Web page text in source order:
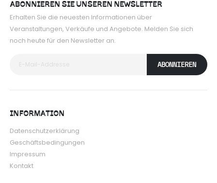
ABONNIEREN SIE UNSEREN NEWSLETTER
Erhalten Sie die neuesten Informationen über
Veranstaltungen, Verkäufe und Angebote. Melden Sie sich
noch heute für den Newsletter an.
ABONNIEREN
INFORMATION
Datenschutzerklärung
Geschäftsbedingungen
Impressum
Kontakt